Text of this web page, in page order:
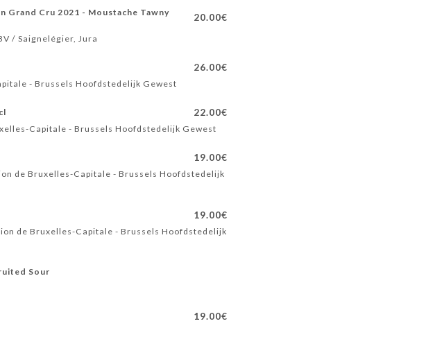
Grand Cru 2021 - Moustache Tawny
20.00€
/ Saignelégier, Jura
26.00€
- Brussels Hoofdstedelijk Gewest
22.00€
Capitale - Brussels Hoofdstedelijk Gewest
19.00€
de Bruxelles-Capitale - Brussels Hoofdstedelijk
19.00€
de Bruxelles-Capitale - Brussels Hoofdstedelijk
Sour
19.00€